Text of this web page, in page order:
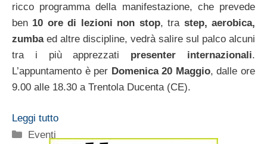
ricco programma della manifestazione, che prevede
ben 10 ore di lezioni non stop, tra step, aerobica,
zumbaed altre discipline, vedrà salire sul palco alcuni
tra i più apprezzati presenter internazionali.
L’appuntamento è per Domenica 20 Maggio, dalle ore
9.00 alle 18.30 a Trentola Ducenta (CE).
Leggi tutto
Categorie
Eventi